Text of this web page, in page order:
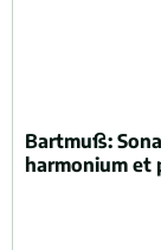
Bartmuß:
harmonium et